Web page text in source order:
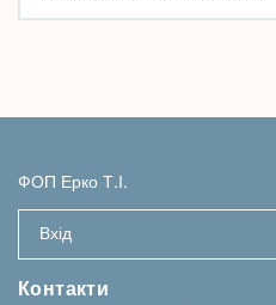
ФОП Ерко Т.І.
Вхід
Контакти